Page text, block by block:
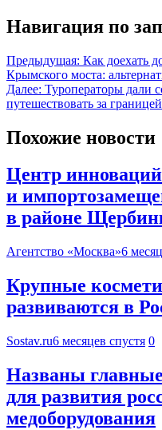
Навигация по
Предыдущая: Как доехать
Крымского моста:
Далее: Туроператоры дали
путешествовать за
Похожие новости
Центр инноваций
и
в районе
Агентство «Москва»6
Крупные
развиваются в
Sostav.ru6 месяцев спустя 0
Названы
для развития
медоборудования